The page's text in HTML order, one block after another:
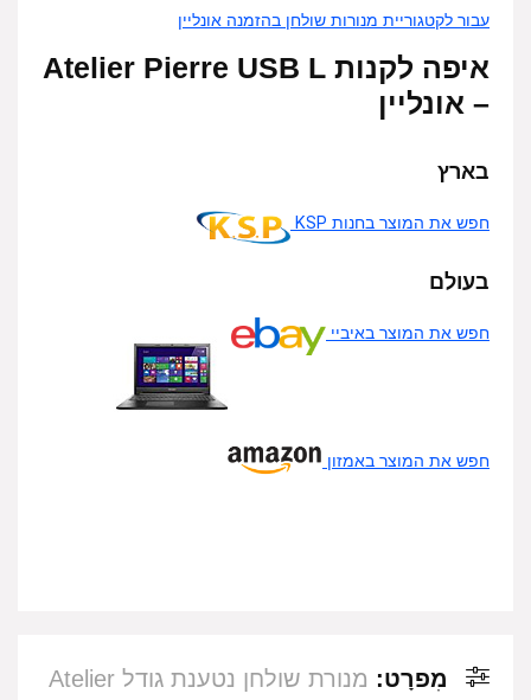
עבור לקטגוריית מנורות שולחן בהזמנה אונליין
איפה לקנות Atelier Pierre USB L
– אונליין
בארץ
חפש את המוצר בחנות KSP
בעולם
חפש את המוצר באיביי
חפש את המוצר באמזון
מִפרָט:
מנורת שולחן נטענת גודל Atelier